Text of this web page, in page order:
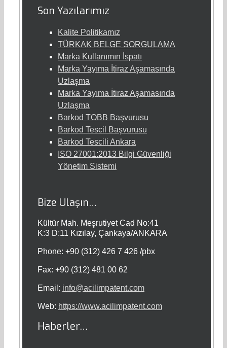
Son Yazılarımız
Kalite Politikamız
TÜRKAK BELGE SORGULAMA
Marka Kullanımın İspatı
Marka Yayıma İtiraz Aşamasında
Uzlaşma
Marka Yayıma İtiraz Aşamasında
Uzlaşma
Barkod TOBB Başvurusu
Barkod Tescil Başvurusu
Barkod Tescili Ankara
ISO 27001:2013 Bilgi Güvenliği
Yönetim Sistemi
Bize Ulaşın…
Kültür Mah. Meşrutiyet Cad No:41
K:3 D:11 Kızılay, Çankaya/ANKARA
Phone: +90 (312) 426 7 426 /pbx
Fax: +90 (312) 481 00 62
Email: info@acilimpatent.com
Web: https://www.acilimpatent.com
Haberler…